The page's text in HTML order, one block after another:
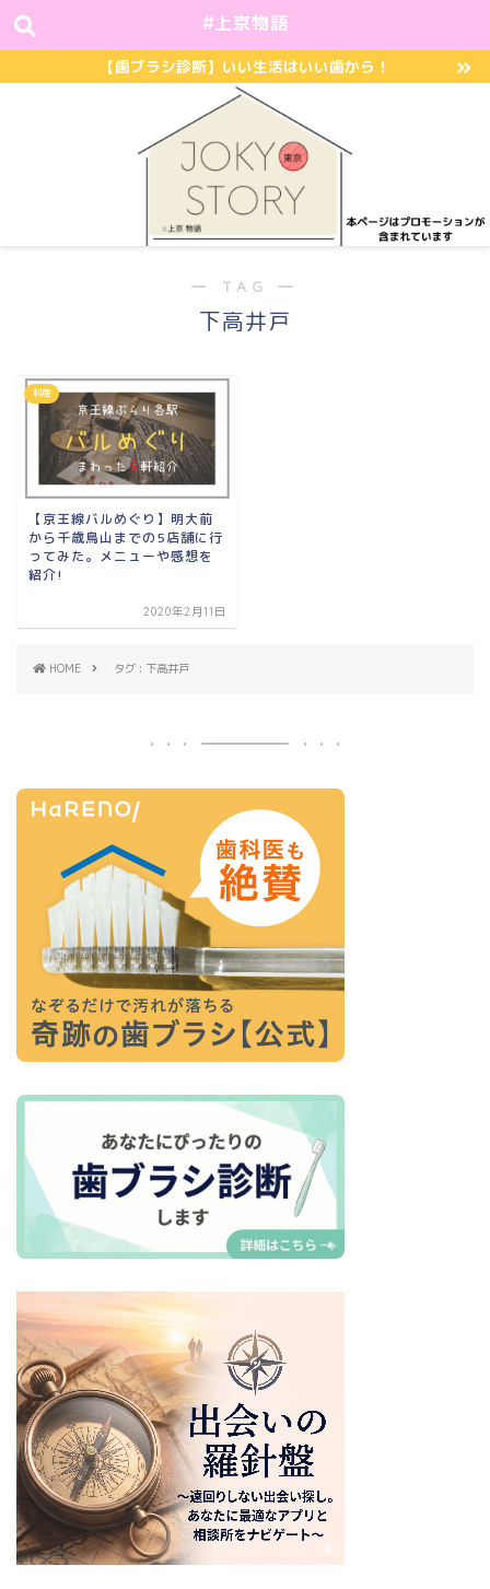
#上京物語
【歯ブラシ診断】いい生活はいい歯から！
― TAG ―
下高井戸
料理
【京王線バルめぐり】明大前
から千歳鳥山までの5店舗に行
ってみた。メニューや感想を
紹介!
2020年2月11日
HOME タグ : 下高井戸